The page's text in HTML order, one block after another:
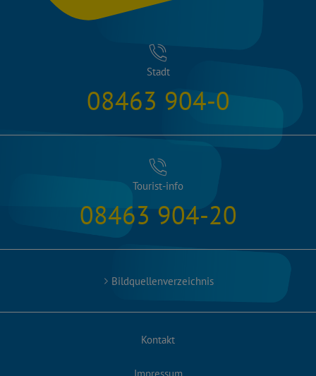
Stadt
08463 904-0
Tourist-info
08463 904-20
Bildquellenverzeichnis
Kontakt